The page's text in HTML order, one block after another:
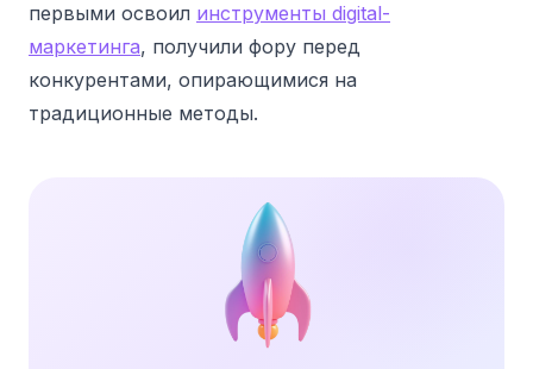
первыми освоил инструменты digital-
маркетинга, получили фору перед
конкурентами, опирающимися на
традиционные методы.